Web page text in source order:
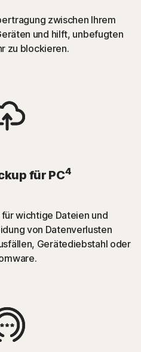
zwischen Ihrem
und hilft, unbefugten
zu blockieren.
für PC4
wichtige Dateien und
von Datenverlusten
Gerätediebstahl oder